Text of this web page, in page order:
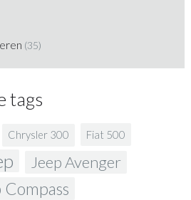
(35)
tags
Chrysler 300 Fiat 500
Jeep Avenger
Compass